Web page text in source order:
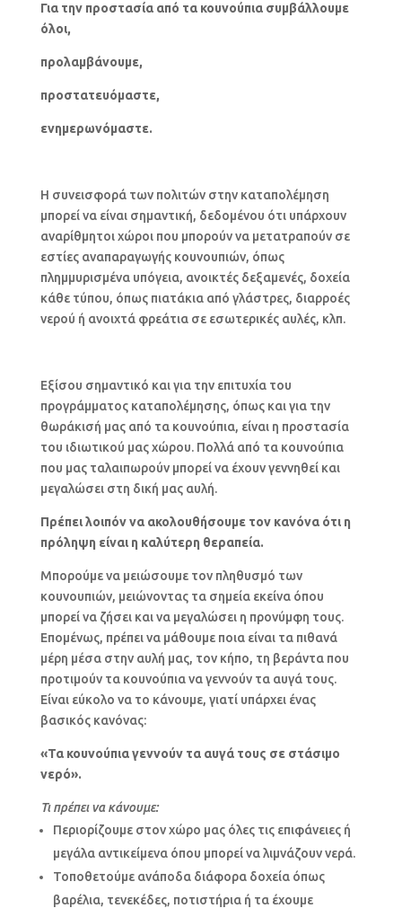
Για την προστασία από τα κουνούπια συμβάλλουμε
όλοι,
προλαμβάνουμε,
προστατευόμαστε,
ενημερωνόμαστε.
Η συνεισφορά των πολιτών στην καταπολέμηση
μπορεί να είναι σημαντική, δεδομένου ότι υπάρχουν
αναρίθμητοι χώροι που μπορούν να μετατραπούν σε
εστίες αναπαραγωγής κουνουπιών, όπως
πλημμυρισμένα υπόγεια, ανοικτές δεξαμενές, δοχεία
κάθε τύπου, όπως πιατάκια από γλάστρες, διαρροές
νερού ή ανοιχτά φρεάτια σε εσωτερικές αυλές, κλπ.
Εξίσου σημαντικό και για την επιτυχία του
προγράμματος καταπολέμησης, όπως και για την
θωράκισή μας από τα κουνούπια, είναι η προστασία
του ιδιωτικού μας χώρου. Πολλά από τα κουνούπια
που μας ταλαιπωρούν μπορεί να έχουν γεννηθεί και
μεγαλώσει στη δική μας αυλή.
Πρέπει λοιπόν να ακολουθήσουμε τον κανόνα ότι η
πρόληψη είναι η καλύτερη θεραπεία.
Μπορούμε να μειώσουμε τον πληθυσμό των
κουνουπιών, μειώνοντας τα σημεία εκείνα όπου
μπορεί να ζήσει και να μεγαλώσει η προνύμφη τους.
Επομένως, πρέπει να μάθουμε ποια είναι τα πιθανά
μέρη μέσα στην αυλή μας, τον κήπο, τη βεράντα που
προτιμούν τα κουνούπια να γεννούν τα αυγά τους.
Είναι εύκολο να το κάνουμε, γιατί υπάρχει ένας
βασικός κανόνας:
«Τα κουνούπια γεννούν τα αυγά τους σε στάσιμο
νερό».
Τι πρέπει να κάνουμε:
Περιορίζουμε στον χώρο μας όλες τις επιφάνειες ή
μεγάλα αντικείμενα όπου μπορεί να λιμνάζουν νερά.
Τοποθετούμε ανάποδα διάφορα δοχεία όπως
βαρέλια, τενεκέδες, ποτιστήρια ή τα έχουμε